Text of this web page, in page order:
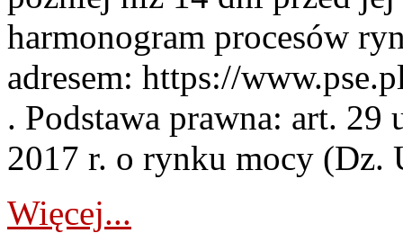
harmonogram procesów
adresem: https://
. Podstawa prawna: art. 29
2017 r. o rynku mocy (Dz.
Więcej...